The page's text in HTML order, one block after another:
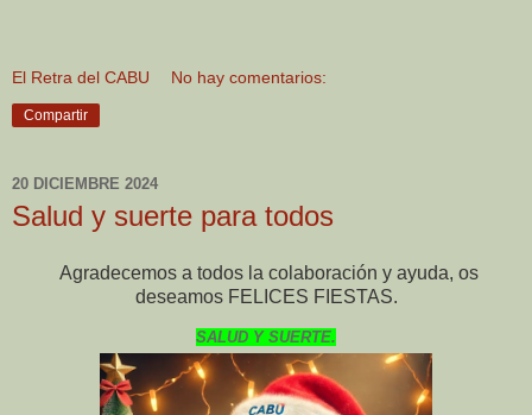
El Retra del CABU No hay comentarios:
Compartir
20 DICIEMBRE 2024
Salud y suerte para todos
Agradecemos a todos la colaboración y ayuda, os
deseamos FELICES FIESTAS.
SALUD Y SUERTE.